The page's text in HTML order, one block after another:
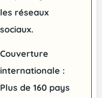
les réseaux
sociaux.
Couverture
internationale :
Plus de 160 pays